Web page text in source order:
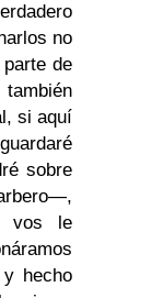
no
de
si aquí
sobre
vos le
hecho